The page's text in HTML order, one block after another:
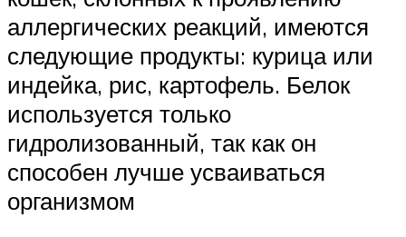
аллергических реакций, имеются
следующие продукты: курица или
индейка, рис, картофель. Белок
используется только
гидролизованный, так как он
способен лучше усваиваться
организмом